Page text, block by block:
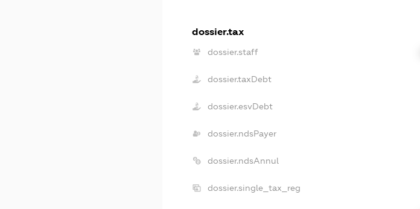
dossier.tax
dossier.staff
dossier.taxDebt
dossier.esvDebt
dossier.ndsPayer
dossier.ndsAnnul
dossier.single_tax_reg